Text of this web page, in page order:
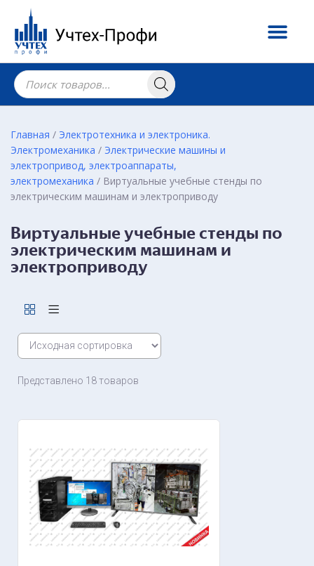
Главная / Электротехника и электроника.
Электромеханика / Электрические машины и
электропривод, электроаппараты,
электромеханика / Виртуальные учебные стенды по
электрическим машинам и электроприводу
Виртуальные учебные стенды по
электрическим машинам и
электроприводу
Представлено 18 товаров